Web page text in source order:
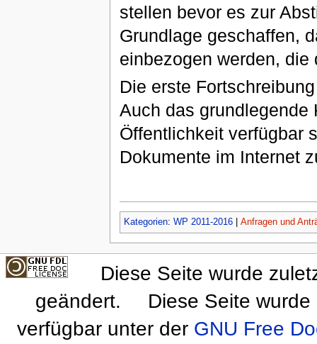
stellen bevor es zur
Grundlage geschaffen,
einbezogen werden,
Die erste
Auch das grundlegende
Öffentlichkeit verfügbar
Dokumente im Internet
Kategorien: WP 2011-2016| Anfragen und
Diese Seite wurde
geändert.
Diese Seite
verfügbar unter der GNU Free